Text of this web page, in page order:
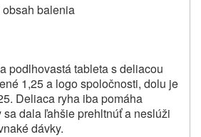
obsah balenia
podlhovastá tableta s deliacou
1,25 a logo spoločnosti, dolu je
Deliaca ryha iba pomáha
sa dala ľahšie prehltnúť a neslúži
dávky.